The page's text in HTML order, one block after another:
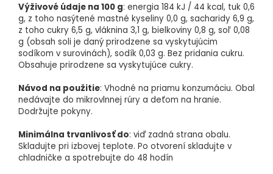
Výživové údaje na 100 g: energia 184 kJ / 44 kcal, tuk 0,6
g, z toho nasýtené mastné kyseliny 0,0 g, sacharidy 6,9 g,
z toho cukry 6,5 g, vláknina 3,1 g, bielkoviny 0,8 g, soľ 0,08
g (obsah soli je daný prirodzene sa vyskytujúcim
sodíkom v surovinách), sodík 0,03 g. Bez pridania cukru.
Obsahuje prirodzene sa vyskytujúce cukry.
Návod na použitie: Vhodné na priamu konzumáciu. Obal
nedávajte do mikrovlnnej rúry a deťom na hranie.
Dodržujte pokyny.
Minimálna trvanlivosť do: viď zadná strana obalu.
Skladujte pri izbovej teplote. Po otvorení skladujte v
chladničke a spotrebujte do 48 hodín